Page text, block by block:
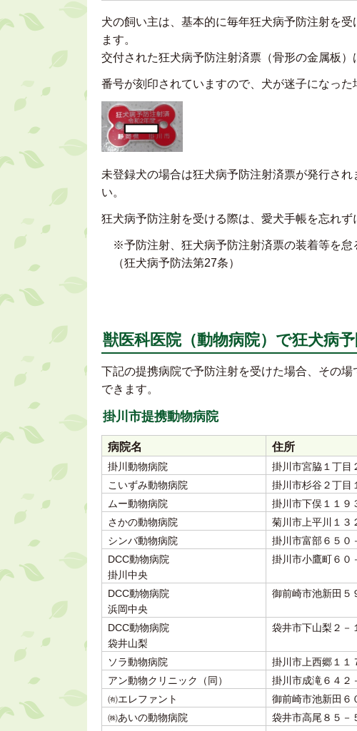
犬の飼い主は、基本的に毎年狂犬病予防注射を
ます。
交付された狂犬病予防注射済票（骨形の金属板）
番号が刻印されていますので、犬が迷子になった
未登録犬の場合は狂犬病予防注射済票が発行さ
い。
狂犬病予防注射を受ける際は、愛犬手帳を
※予防注射、狂犬病予防注射済票の装着等を怠
（狂犬病予防法第27条）
獣医科医院（動物病院）で狂犬病
下記の提携病院で予防注射を受けた場合、その
できます。
掛川市提携動物病院
病院名 住所
掛川動物病院 掛川市宮脇１丁目
こいずみ動物病院
掛川市杉谷２丁目
ムー動物病院
掛川市下俣１１９
さかの動物病院
菊川市上平川１３
シンバ動物病院
掛川市富部６５０
DCC動物病院
掛川中央
掛川市小鷹町６０
DCC動物病院
浜岡中央
御前崎市池新田５
DCC動物病院
袋井山梨
袋井市下山梨２－
ソラ動物病院 掛川市上西郷１１
アン動物クリニック（同）
掛川市成滝６４２
㈲エレファント
御前崎市池新田６
㈱あいの動物病院
袋井市高尾８５－